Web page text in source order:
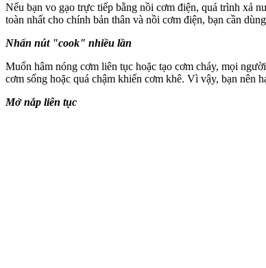
Nếu bạn vo gạo trực tiếp bằng nồi cơm điện, quá trình xả
toàn nhất cho chính bản thân và nồi cơm điện, bạn cần
Nhấn nút "cook" nhiều lần
Muốn hâm nóng cơm liên tục hoặc tạo cơm cháy, mọi
cơm sống hoặc quá chậm khiến cơm khê. Vì vậy, bạn
Mở nắp liên tục